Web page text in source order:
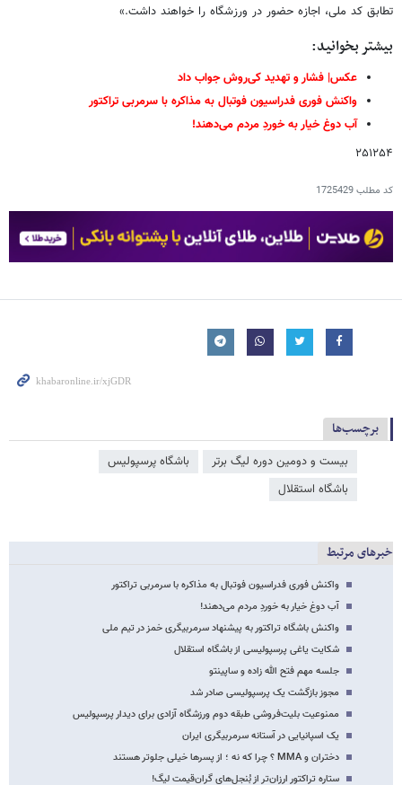
تطابق کد ملی، اجازه حضور در ورزشگاه را خواهند داشت.»
بیشتر بخوانید:
عکس| فشار و تهدید کی‌روش جواب داد
واکنش فوری فدراسیون فوتبال به مذاکره با سرمربی تراکتور
آب دوغ خیار به خوردِ مردم می‌دهند!
۲۵۱۲۵۴
کد مطلب1725429
برچسب‌ها
بیست و دومین دوره لیگ برتر
باشگاه پرسپولیس
باشگاه استقلال
خبرهای مرتبط
واکنش فوری فدراسیون فوتبال به مذاکره با سرمربی تراکتور
آب دوغ خیار به خوردِ مردم می‌دهند!
واکنش باشگاه تراکتور به پیشنهاد سرمربیگری خمز در تیم ملی
شکایت یاغی پرسپولیسی از باشگاه استقلال
جلسه مهم فتح الله زاده و ساپینتو
مجوز بازگشت یک پرسپولیسی صادر شد
ممنوعیت بلیت‌فروشی طبقه دوم ورزشگاه آزادی برای دیدار پرسپولیس
یک اسپانیایی در آستانه سرمربیگری ایران
دختران و MMA ؟ چرا که نه ؛ از پسرها خیلی جلوتر هستند
ستاره تراکتور ارزان‌تر از بُنجل‌های گران‌قیمت لیگ!